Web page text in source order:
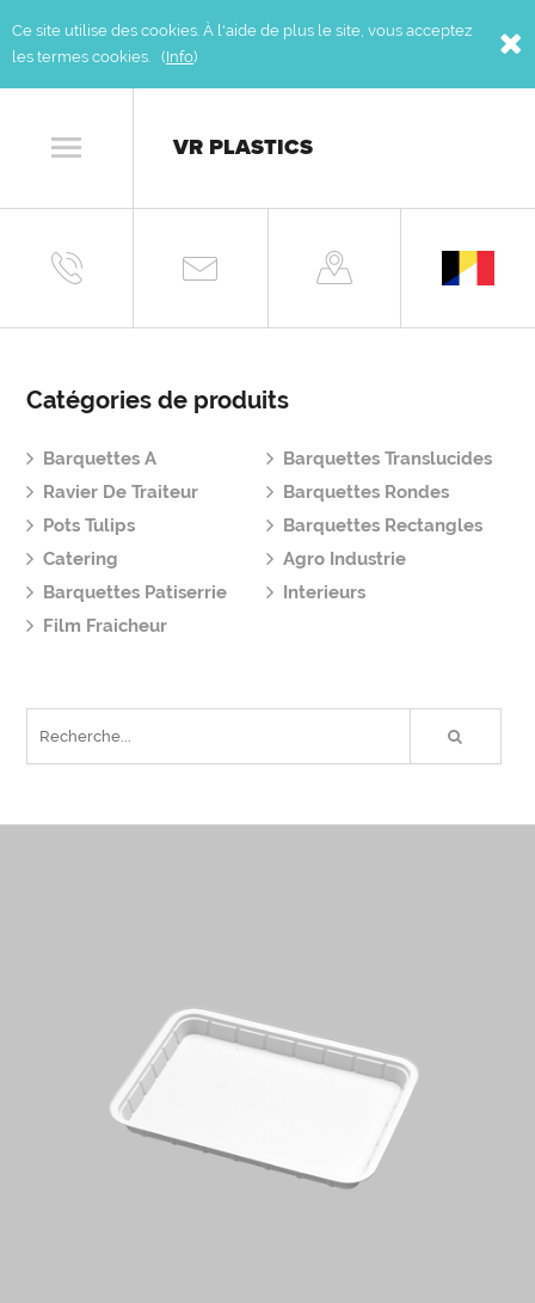
Ce site utilise des cookies. À l'aide de plus le site, vous acceptez
les termes cookies. (Info)
VR PLASTICS
Catégories de produits
Barquettes A
Barquettes Translucides
Ravier De Traiteur
Barquettes Rondes
Pots Tulips
Barquettes Rectangles
Catering
Agro Industrie
Barquettes Patiserrie
Interieurs
Film Fraicheur